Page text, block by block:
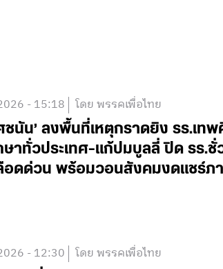
- 15:18 โดย พรรคเพื่อไทย
ชนัน’ ลงพื้นที่เหตุกราดยิง รร.เ
าทั่วประเทศ-แก้ปมบูลลี่ ปิด รร.ชั่
อดด่วน พร้อมวอนสังคมงดแชร์ภา
- 12:30 โดย พรรคเพื่อไทย